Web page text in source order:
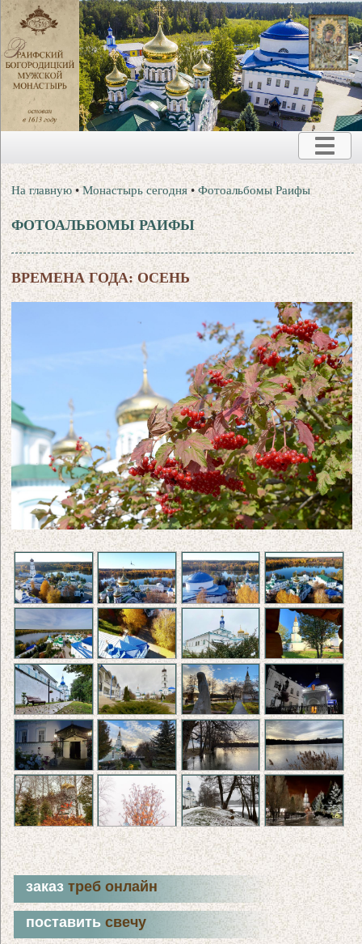
На главную •Монастырь сегодня •Фотоальбомы Раифы
ФОТОАЛЬБОМЫ РАИФЫ
ВРЕМЕНА ГОДА: ОСЕНЬ
заказтреб онлайн
поставитьсвечу